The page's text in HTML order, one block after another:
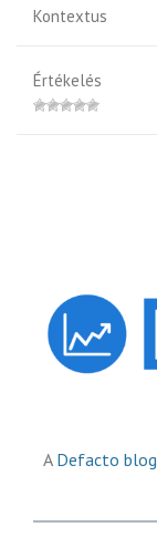
Kontextus
Értékelés
A Defacto blog